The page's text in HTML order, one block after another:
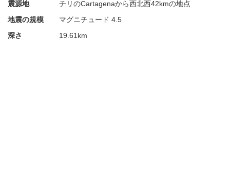
震源地
チリのCartagenaから西北西42kmの地点
地震の規模
マグニチュード 4.5
深さ
19.61km